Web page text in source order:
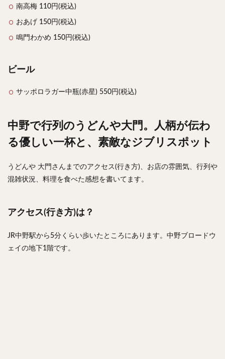
南高梅 110円(税込)
おあげ 150円(税込)
鳴門わかめ 150円(税込)
ビール
サッポロラガー中瓶(赤星) 550円(税込)
中野で行列のうどんや大門。人柄が伝わ
る優しい一杯と、素敵なジブリスポット
うどんや 大門さんまでのアクセス(行き方)、お店の雰囲気、行列や
混雑状況、料理を食べた感想を書いてます。
アクセス(行き方)は？
JR中野駅から5分くらい歩いたところにあります。中野ブロードウ
ェイの地下1階です。